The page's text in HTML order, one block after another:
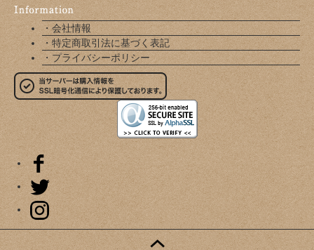
・会社情報
・特定商取引法に基づく表記
・プライバシーポリシー